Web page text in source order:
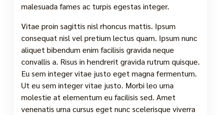
malesuada fames ac turpis egestas integer.
Vitae proin sagittis nisl rhoncus mattis. Ipsum
consequat nisl vel pretium lectus quam. Ipsum nunc
aliquet bibendum enim facilisis gravida neque
convallis a. Risus in hendrerit gravida rutrum quisque.
Eu sem integer vitae justo eget magna fermentum.
Ut eu sem integer vitae justo. Morbi leo urna
molestie at elementum eu facilisis sed. Amet
venenatis urna cursus eget nunc scelerisque viverra